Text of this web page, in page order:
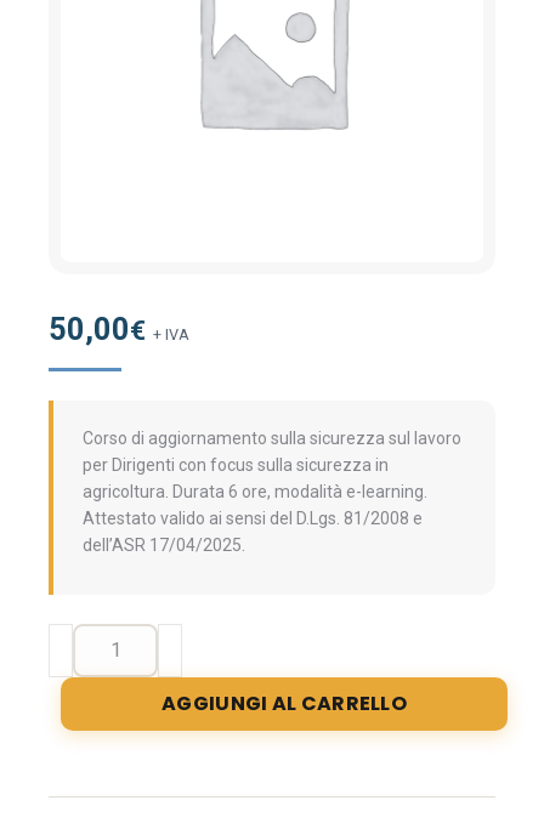
50,00€ + IVA
Corso di aggiornamento sulla sicurezza sul lavoro
per Dirigenti con focus sulla sicurezza in
agricoltura. Durata 6 ore, modalità e-learning.
Attestato valido ai sensi del D.Lgs. 81/2008 e
dell’ASR 17/04/2025.
Aggiornamento
formazione
per
dirigenti
Agricoltura-
AGGIUNGI AL CARRELLO